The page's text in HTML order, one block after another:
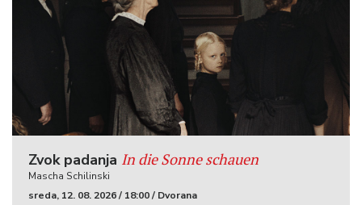
Zvok padanja In die Sonne schauen
Mascha Schilinski
sreda, 12. 08. 2026 / 18:00 / Dvorana